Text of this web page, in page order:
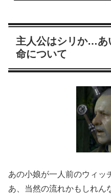
主人公はシリか…あ
命について
あの小娘が一人前のウィッ
あ、当然の流れかもしれん